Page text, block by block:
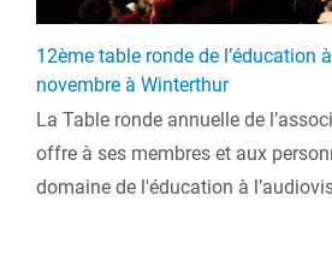
12ème table ronde de l’éducation
novembre à Winterthur
La Table ronde annuelle de
offre à ses membres et aux
domaine de l'éducation à